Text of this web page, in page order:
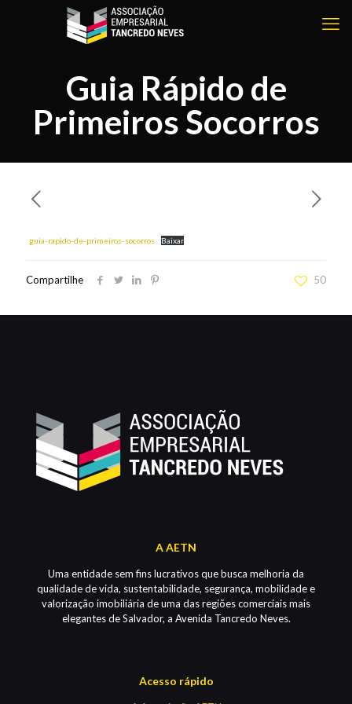
Guia Rápido de
Primeiros Socorros
guia-rapido-de-primeiros-socorros Baixar
Compartilhe 50
A AETN
Uma entidade sem fins lucrativos que busca melhoria da
qualidade de vida, sustentabilidade, segurança, mobilidade e
valorização imobiliária de uma das regiões comerciais mais
elegantes de Salvador, a Avenida Tancredo Neves.
Acesso rápido